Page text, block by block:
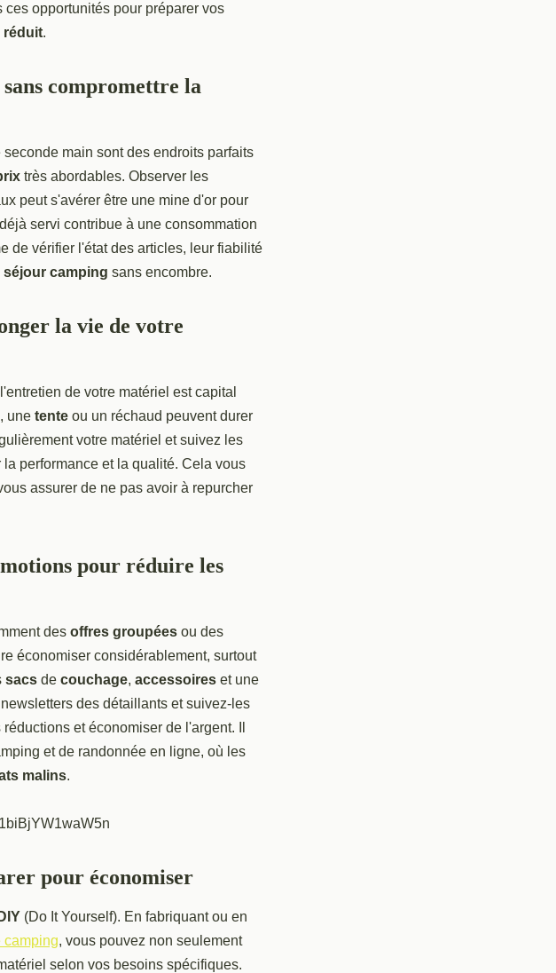
opportunités pour préparer vos
réduit.
compromettre la
seconde main sont des endroits parfaits
très abordables. Observer les
peut s'avérer être une mine d'or pour
servi contribue à une consommation
de vérifier l'état des articles, leur fiabilité
séjour camping sans encombre.
la vie de votre
de votre matériel est capital
une tente ou un réchaud peuvent durer
votre matériel et suivez les
performance et la qualité. Cela vous
assurer de ne pas avoir à repurcher
pour réduire les
des offres groupées ou des
économiser considérablement, surtout
sacs de couchage, accessoires et une
des détaillants et suivez-les
et économiser de l'argent. Il
et de randonnée en ligne, où les
malins.
pour économiser
DIY (Do It Yourself). En fabriquant ou en
camping, vous pouvez non seulement
selon vos besoins spécifiques.